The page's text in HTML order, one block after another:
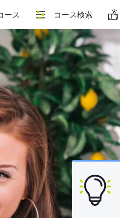
ース コース検索